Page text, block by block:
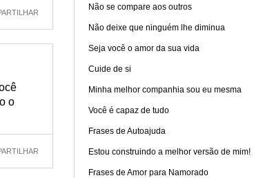
o
Não se compare aos outros
Não deixe que ninguém lhe diminua
Seja você o amor da sua vida
Cuide de si
Minha melhor companhia sou eu mesma
Você é capaz de tudo
Frases de Autoajuda
Estou construindo a melhor versão de mim!
Frases de Amor para Namorado